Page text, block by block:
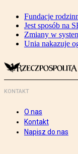
Fundacje
Jest sposób na
Zmiany w
Unia nakazuje
KONTAKT
O nas
Kontakt
Napisz do nas